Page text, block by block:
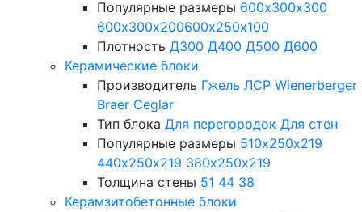
Популярные размеры 600х300х300
600х300х200600х250х100
Плотность Д300 Д400 Д500 Д600
Керамические блоки
Производитель Гжель ЛСР Wienerberger
Braer Ceglar
Тип блока Для перегородок Для стен
Популярные размеры 510х250х219
440х250х219 380х250х219
Толщина стены 51 44 38
Керамзитобетонные блоки